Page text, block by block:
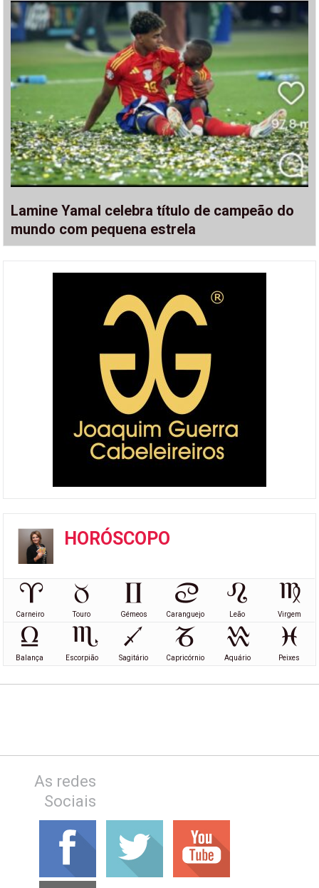
Lamine Yamal celebra título de campeão do
mundo com pequena estrela
HORÓSCOPO
Carneiro Touro Gémeos Caranguejo Leão Virgem
Balança Escorpião Sagitário Capricórnio Aquário Peixes
As redes
Sociais